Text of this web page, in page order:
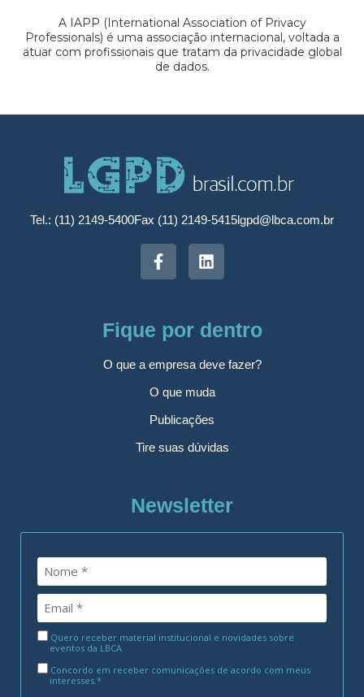
A IAPP (International Association of Privacy
Professionals) é uma associação internacional, voltada a
atuar com profissionais que tratam da privacidade global
de dados.
Tel.: (11) 2149-5400Fax (11) 2149-5415lgpd@lbca.com.br
Fique por dentro
O que a empresa deve fazer?
O que muda
Publicações
Tire suas dúvidas
Newsletter
Quero receber material institucional e novidades sobre
eventos da LBCA
Concordo em receber comunicações de acordo com meus
interesses.*